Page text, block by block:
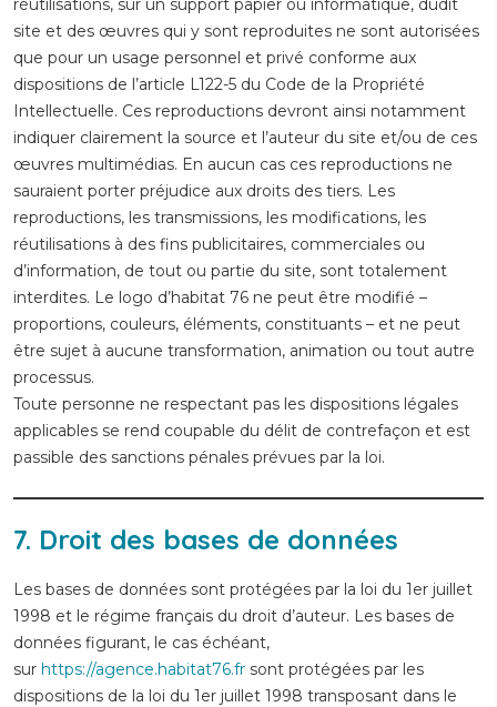
réutilisations, sur un support papier ou informatique, dudit
site et des œuvres qui y sont reproduites ne sont autorisées
que pour un usage personnel et privé conforme aux
dispositions de l’article L122-5 du Code de la Propriété
Intellectuelle. Ces reproductions devront ainsi notamment
indiquer clairement la source et l’auteur du site et/ou de ces
œuvres multimédias. En aucun cas ces reproductions ne
sauraient porter préjudice aux droits des tiers. Les
reproductions, les transmissions, les modifications, les
réutilisations à des fins publicitaires, commerciales ou
d’information, de tout ou partie du site, sont totalement
interdites. Le logo d’habitat 76 ne peut être modifié –
proportions, couleurs, éléments, constituants – et ne peut
être sujet à aucune transformation, animation ou tout autre
processus.
Toute personne ne respectant pas les dispositions légales
applicables se rend coupable du délit de contrefaçon et est
passible des sanctions pénales prévues par la loi.
7. Droit des bases de données
Les bases de données sont protégées par la loi du 1er juillet
1998 et le régime français du droit d’auteur. Les bases de
données figurant, le cas échéant,
sur https://agence.habitat76.fr sont protégées par les
dispositions de la loi du 1er juillet 1998 transposant dans le